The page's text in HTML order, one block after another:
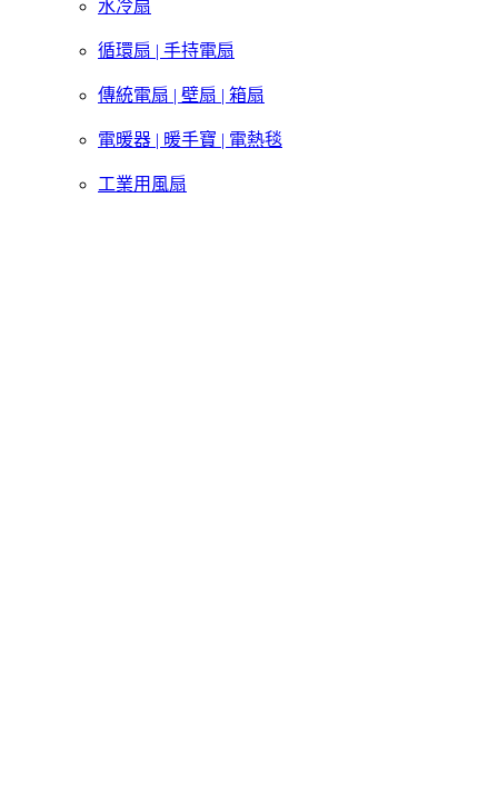
水冷扇
循環扇 | 手持電扇
傳統電扇 | 壁扇 | 箱扇
電暖器 | 暖手寶 | 電熱毯
工業用風扇